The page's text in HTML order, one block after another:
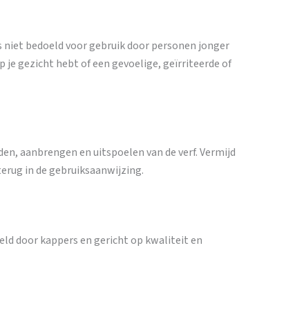
bedoeld voor gebruik door personen jonger
je gezicht hebt of een gevoelige, geïrriteerde of
aanbrengen en uitspoelen van de verf. Vermijd
in de gebruiksaanwijzing.
door kappers en gericht op kwaliteit en